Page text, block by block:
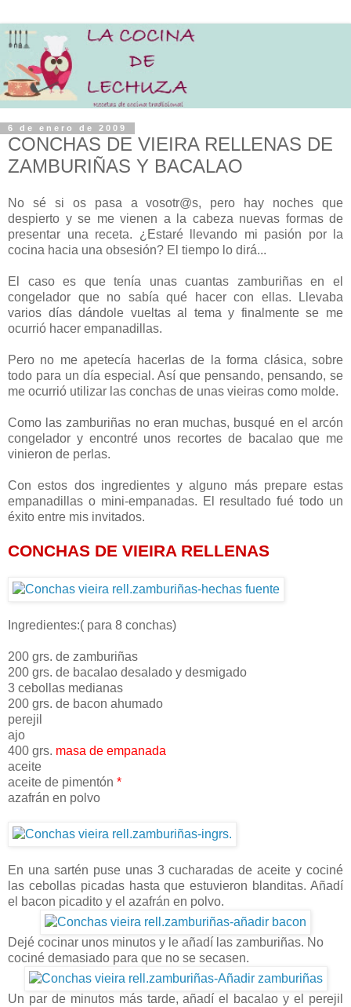
6 de enero de 2009
CONCHAS DE VIEIRA RELLENAS DE
ZAMBURIÑAS Y BACALAO
No sé si os pasa a vosotr@s, pero hay noches que
despierto y se me vienen a la cabeza nuevas formas de
presentar una receta. ¿Estaré llevando mi pasión por la
cocina hacia una obsesión? El tiempo lo dirá...
El caso es que tenía unas cuantas zamburiñas en el
congelador que no sabía qué hacer con ellas. Llevaba
varios días dándole vueltas al tema y finalmente se me
ocurrió hacer empanadillas.
Pero no me apetecía hacerlas de la forma clásica, sobre
todo para un día especial. Así que pensando, pensando, se
me ocurrió utilizar las conchas de unas vieiras como molde.
Como las zamburiñas no eran muchas, busqué en el arcón
congelador y encontré unos recortes de bacalao que me
vinieron de perlas.
Con estos dos ingredientes y alguno más prepare estas
empanadillas o mini-empanadas. El resultado fué todo un
éxito entre mis invitados.
CONCHAS DE VIEIRA RELLENAS
Ingredientes:( para 8 conchas)
200 grs. de zamburiñas
200 grs. de bacalao desalado y desmigado
3 cebollas medianas
200 grs. de bacon ahumado
perejil
ajo
400 grs. masa de empanada
aceite
aceite de pimentón *
azafrán en polvo
En una sartén puse unas 3 cucharadas de aceite y cociné
las cebollas picadas hasta que estuvieron blanditas. Añadí
el bacon picadito y el azafrán en polvo.
Dejé cocinar unos minutos y le añadí las zamburiñas. No
cociné demasiado para que no se secasen.
Un par de minutos más tarde, añadí el bacalao y el perejil